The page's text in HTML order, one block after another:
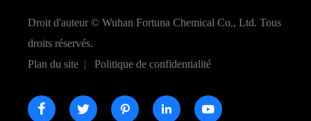
Droit d'auteur © Wuhan Fortuna Chemical Co., Ltd. Tous
droits réservés.
Plan du site | Politique de confidentialité
    